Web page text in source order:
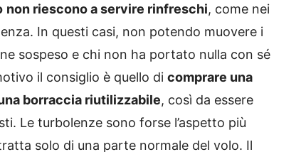
non riescono a servire rinfreschi, come nei
In questi casi, non potendo muovere i
sospeso e chi non ha portato nulla con sé
il consiglio è quello di comprare una
borraccia riutilizzabile, così da essere
Le turbolenze sono forse l’aspetto più
solo di una parte normale del volo. Il